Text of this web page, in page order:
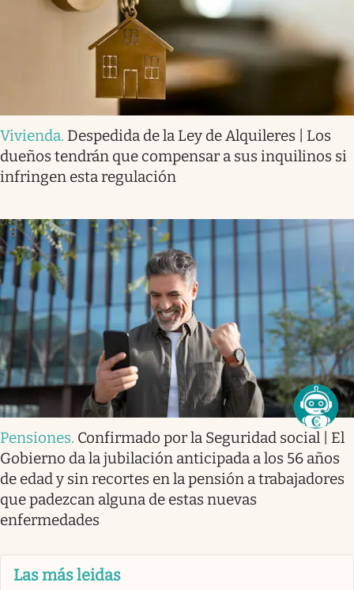
Vivienda. Despedida de la Ley de Alquileres | Los
dueños tendrán que compensar a sus inquilinos si
infringen esta regulación
Pensiones. Confirmado por la Seguridad social | El
Gobierno da la jubilación anticipada a los 56 años
de edad y sin recortes en la pensión a trabajadores
que padezcan alguna de estas nuevas
enfermedades
Las más leidas